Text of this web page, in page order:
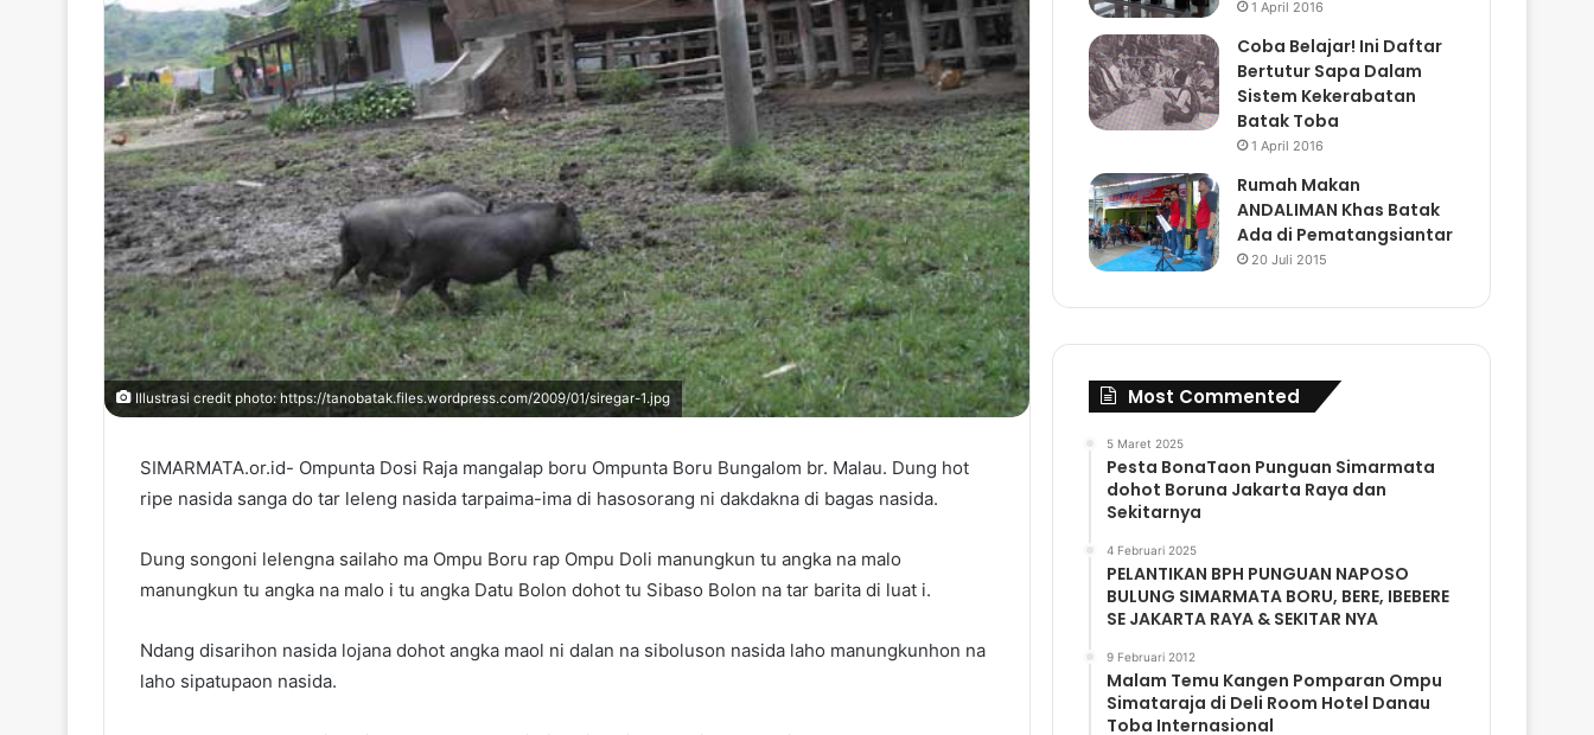
r
Illustrasi credit photo: https://tanobatak.files.wordpress.com/2009/01/siregar-1.jpg
SIMARMATA.or.id- Ompunta Dosi Raja mangalap boru Ompunta Boru Bungalom br. Malau. Dung hot
ripe nasida sanga do tar leleng nasida tarpaima-ima di hasosorang ni dakdakna di bagas nasida.
Dung songoni lelengna sailaho ma Ompu Boru rap Ompu Doli manungkun tu angka na malo
manungkun tu angka na malo i tu angka Datu Bolon dohot tu Sibaso Bolon na tar barita di luat i.
Ndang disarihon nasida lojana dohot angka maol ni dalan na siboluson nasida laho manungkunhon na
laho sipatupaon nasida.
1 April 2016
Coba Belajar! Ini Daftar
Bertutur Sapa Dalam
Sistem Kekerabatan
Batak Toba
1 April 2016
Rumah Makan
ANDALIMAN Khas Batak
Ada di Pematangsiantar
20 Juli 2015
Most Commented
5 Maret 2025
Pesta BonaTaon Punguan Simarmata
dohot Boruna Jakarta Raya dan
Sekitarnya
4 Februari 2025
PELANTIKAN BPH PUNGUAN NAPOSO
BULUNG SIMARMATA BORU, BERE, IBEBERE
SE JAKARTA RAYA & SEKITAR NYA
9 Februari 2012
Malam Temu Kangen Pomparan Ompu
Simataraja di Deli Room Hotel Danau
Toba Internasional